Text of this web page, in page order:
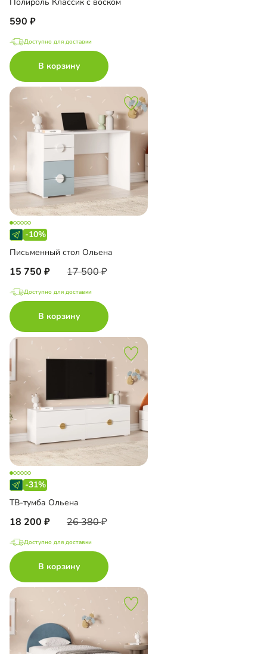
590
Доступно для доставки
В корзину
-10%
Письменный стол Ольена
15 750 17 500
Доступно для доставки
В корзину
-31%
ТВ-тумба Ольена
18 200 26 380
Доступно для доставки
В корзину